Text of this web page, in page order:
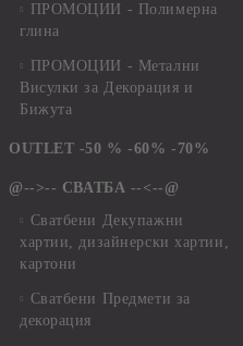
ПРОМОЦИИ - Полимерна
глина
ПРОМОЦИИ - Метални
Висулки за Декорация и
Бижута
OUTLET -50 % -60% -70%
@-->-- СВАТБА --<--@
Сватбени Декупажни
хартии, дизайнерски хартии,
картони
Сватбени Предмети за
декорация